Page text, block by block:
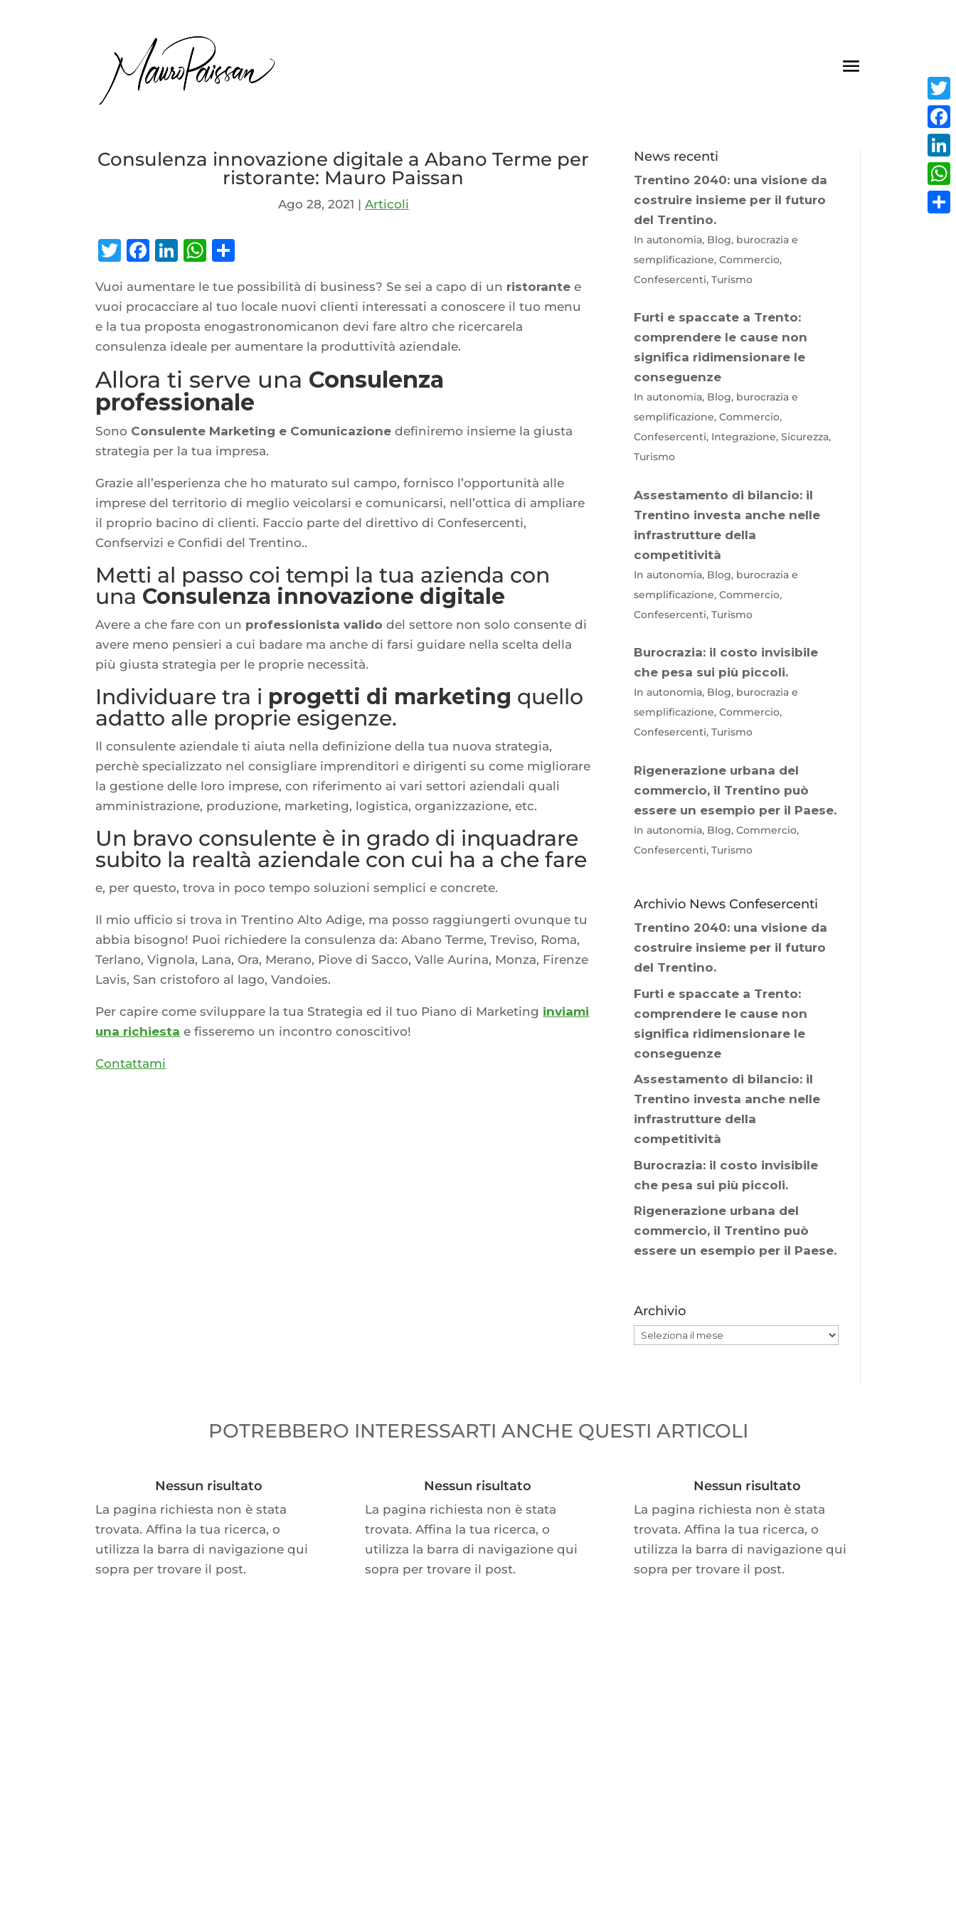
Consulenza innovazione digitale a Abano Terme per
ristorante: Mauro Paissan
Ago 28, 2021 | Articoli
Twitter
Facebook
LinkedIn
WhatsApp
Vuoi aumentare le tue possibilità di business? Se sei a capo di un ristorante e
vuoi procacciare al tuo locale nuovi clienti interessati a conoscere il tuo menu
e la tua proposta enogastronomicanon devi fare altro che ricercarela
consulenza ideale per aumentare la produttività aziendale.
Allora ti serve una Consulenza
professionale
Sono Consulente Marketing e Comunicazione definiremo insieme la giusta
strategia per la tua impresa.
Grazie all’esperienza che ho maturato sul campo, fornisco l’opportunità alle
imprese del territorio di meglio veicolarsi e comunicarsi, nell’ottica di ampliare
il proprio bacino di clienti. Faccio parte del direttivo di Confesercenti,
Confservizi e Confidi del Trentino..
Metti al passo coi tempi la tua azienda con
una Consulenza innovazione digitale
Avere a che fare con un professionista valido del settore non solo consente di
avere meno pensieri a cui badare ma anche di farsi guidare nella scelta della
più giusta strategia per le proprie necessità.
Individuare tra i progetti di marketing quello
adatto alle proprie esigenze.
Il consulente aziendale ti aiuta nella definizione della tua nuova strategia,
perchè specializzato nel consigliare imprenditori e dirigenti su come migliorare
la gestione delle loro imprese, con riferimento ai vari settori aziendali quali
amministrazione, produzione, marketing, logistica, organizzazione, etc.
Un bravo consulente è in grado di inquadrare
subito la realtà aziendale con cui ha a che fare
e, per questo, trova in poco tempo soluzioni semplici e concrete.
Il mio ufficio si trova in Trentino Alto Adige, ma posso raggiungerti ovunque tu
abbia bisogno! Puoi richiedere la consulenza da: Abano Terme, Treviso, Roma,
Terlano, Vignola, Lana, Ora, Merano, Piove di Sacco, Valle Aurina, Monza, Firenze
Lavis, San cristoforo al lago, Vandoies.
Per capire come sviluppare la tua Strategia ed il tuo Piano di Marketing inviami
una richiesta e fisseremo un incontro conoscitivo!
Contattami
News recenti
Trentino 2040: una visione da
costruire insieme per il futuro
del Trentino.
In autonomia, Blog, burocrazia e
semplificazione, Commercio,
Confesercenti, Turismo
Furti e spaccate a Trento:
comprendere le cause non
significa ridimensionare le
conseguenze
In autonomia, Blog, burocrazia e
semplificazione, Commercio,
Confesercenti, Integrazione, Sicurezza,
Turismo
Assestamento di bilancio: il
Trentino investa anche nelle
infrastrutture della
competitività
In autonomia, Blog, burocrazia e
semplificazione, Commercio,
Confesercenti, Turismo
Burocrazia: il costo invisibile
che pesa sui più piccoli.
In autonomia, Blog, burocrazia e
semplificazione, Commercio,
Confesercenti, Turismo
Rigenerazione urbana del
commercio, il Trentino può
essere un esempio per il Paese.
In autonomia, Blog, Commercio,
Confesercenti, Turismo
Archivio News Confesercenti
Trentino 2040: una visione da
costruire insieme per il futuro
del Trentino.
Furti e spaccate a Trento:
comprendere le cause non
significa ridimensionare le
conseguenze
Assestamento di bilancio: il
Trentino investa anche nelle
infrastrutture della
competitività
Burocrazia: il costo invisibile
che pesa sui più piccoli.
Rigenerazione urbana del
commercio, il Trentino può
essere un esempio per il Paese.
Archivio
Archivio
POTREBBERO INTERESSARTI ANCHE QUESTI ARTICOLI
Nessun risultato
La pagina richiesta non è stata
trovata. Affina la tua ricerca, o
utilizza la barra di navigazione qui
sopra per trovare il post.
Nessun risultato
La pagina richiesta non è stata
trovata. Affina la tua ricerca, o
utilizza la barra di navigazione qui
sopra per trovare il post.
Nessun risultato
La pagina richiesta non è stata
trovata. Affina la tua ricerca, o
utilizza la barra di navigazione qui
sopra per trovare il post.